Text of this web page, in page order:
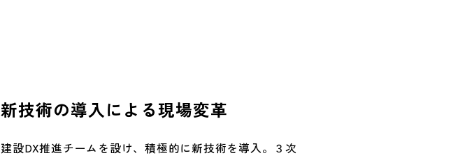
新技術の導入による現場変革
建設DX推進チームを設け、積極的に新技術を導入。３次